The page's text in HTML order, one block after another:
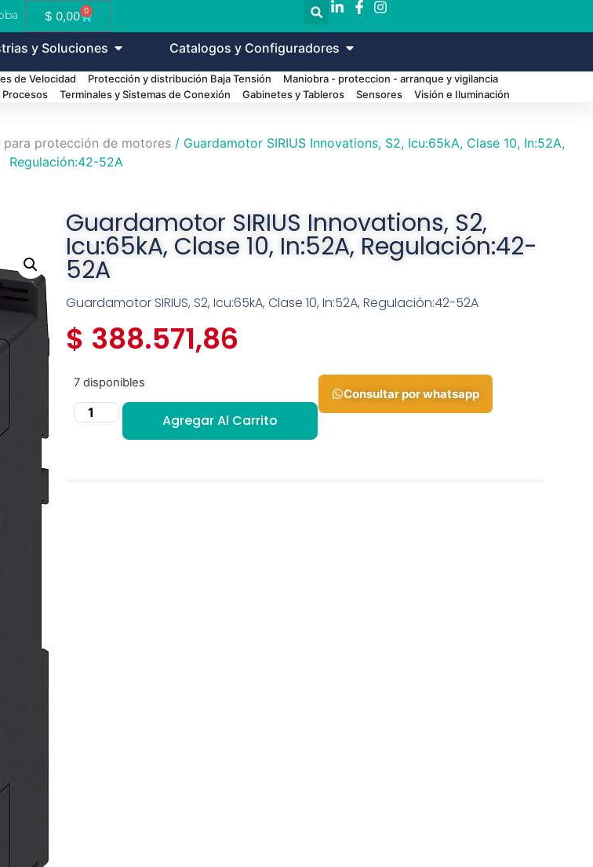
$ 0,00 0
y Soluciones Catalogos y Configuradores
de Velocidad Protección y distribución Baja Tensión
Maniobra - proteccion - arranque y vigilancia
Terminales y Sistemas de Conexión Gabinetes y Tableros Sensores Visión e Iluminación
para protección de motores / Guardamotor SIRIUS Innovations, S2, Icu:65kA, Clase 10, In:52A,
Regulación:42-52A
Guardamotor SIRIUS Innovations, S2,
Icu:65kA, Clase 10, In:52A, Regulación:42-
52A
Guardamotor SIRIUS, S2, Icu:65kA, Clase 10, In:52A, Regulación:42-52A
$ 388.571,86
7 disponibles
Agregar Al Carrito
Consultar por whatsapp